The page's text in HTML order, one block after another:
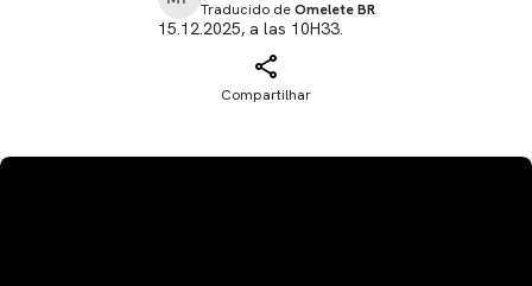
Traducido deOmelete BR
15.12.2025, a las 10H33.
Compartilhar